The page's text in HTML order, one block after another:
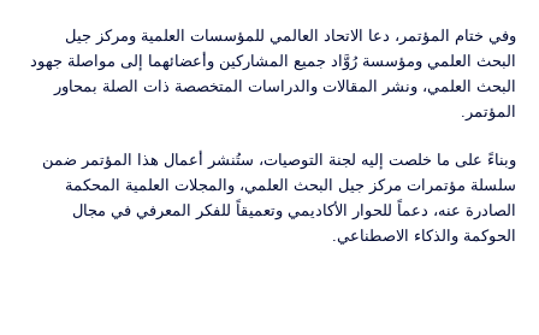
وفي ختام المؤتمر، دعا الاتحاد العالمي للمؤسسات العلمية ومركز جيل
البحث العلمي ومؤسسة رُوَّاد جميع المشاركين وأعضائهما إلى مواصلة جهود
البحث العلمي، ونشر المقالات والدراسات المتخصصة ذات الصلة بمحاور
المؤتمر.
وبناءً على ما خلصت إليه لجنة التوصيات، ستُنشر أعمال هذا المؤتمر ضمن
سلسلة مؤتمرات مركز جيل البحث العلمي، والمجلات العلمية المحكمة
الصادرة عنه، دعماً للحوار الأكاديمي وتعميقاً للفكر المعرفي في مجال
الحوكمة والذكاء الاصطناعي.